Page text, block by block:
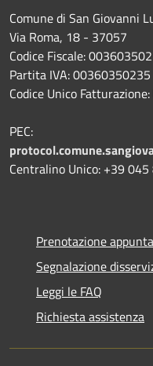
Comune di San Giovanni
Via Roma, 18 - 37057
Codice Fiscale:
Partita IVA: 00360350235
Codice Unico Fatturazione:
PEC:
Centralino Unico: +39
Prenotazione
Segnalazione
Leggi le FAQ
Richiesta assistenza